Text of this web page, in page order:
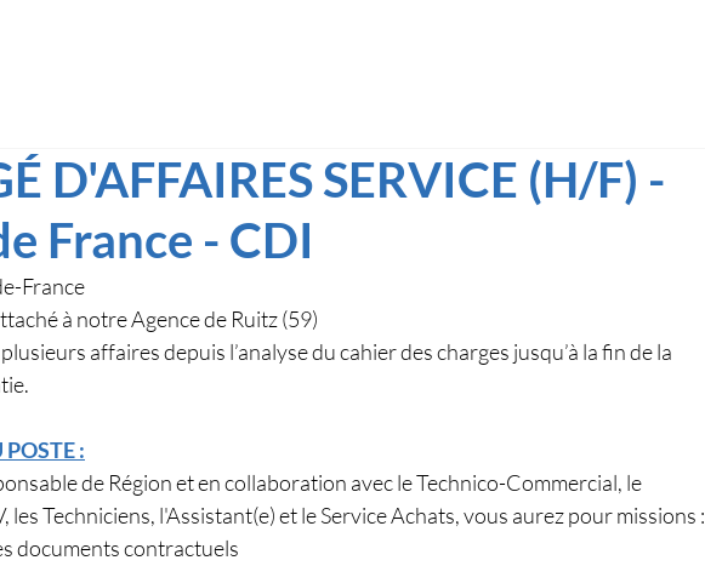
D'AFFAIRES SERVICE (H/F) -
France - CDI
France
à notre Agence de Ruitz (59)
affaires depuis l’analyse du cahier des charges jusqu’à la fin de la
:
de Région et en collaboration avec le Technico-Commercial, le
les Techniciens, l'Assistant(e) et le Service Achats, vous aurez pour missions :
documents contractuels